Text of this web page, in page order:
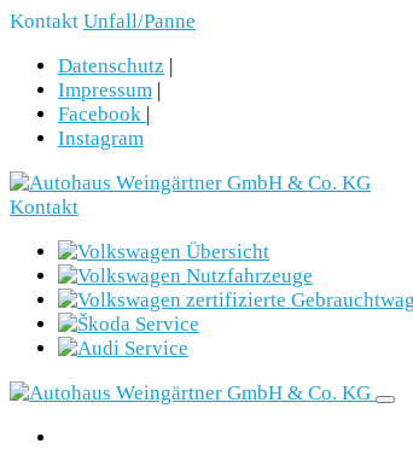
Kontakt Unfall/Panne
Datenschutz |
Impressum |
Facebook |
Instagram
Kontakt